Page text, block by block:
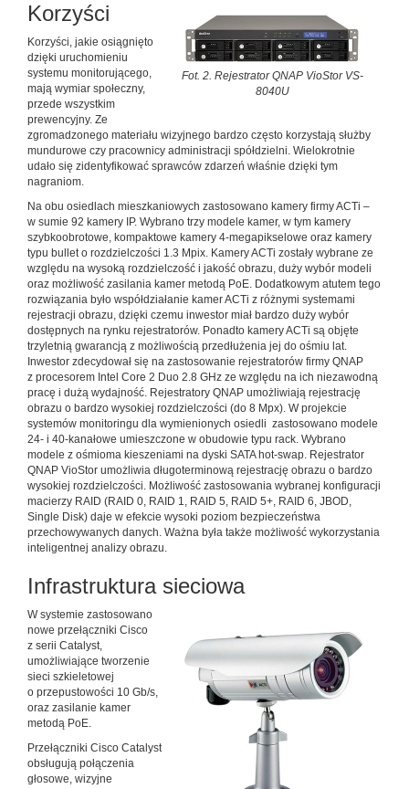
Fot. 2. Rejestrator QNAP VioStor VS-
8040U
Korzyści
Korzyści, jakie osiągnięto
dzięki uruchomieniu
systemu monitorującego,
mają wymiar społeczny,
przede wszystkim
prewencyjny. Ze
zgromadzonego materiału wizyjnego bardzo często korzystają służby
mundurowe czy pracownicy administracji spółdzielni. Wielokrotnie
udało się zidentyfikować sprawców zdarzeń właśnie dzięki tym
nagraniom.
Na obu osiedlach mieszkaniowych zastosowano kamery firmy ACTi –
w sumie 92 kamery IP. Wybrano trzy modele kamer, w tym kamery
szybkoobrotowe, kompaktowe kamery 4-megapikselowe oraz kamery
typu bullet o rozdzielczości 1.3 Mpix. Kamery ACTi zostały wybrane ze
względu na wysoką rozdzielczość i jakość obrazu, duży wybór modeli
oraz możliwość zasilania kamer metodą PoE. Dodatkowym atutem tego
rozwiązania było współdziałanie kamer ACTi z różnymi systemami
rejestracji obrazu, dzięki czemu inwestor miał bardzo duży wybór
dostępnych na rynku rejestratorów. Ponadto kamery ACTi są objęte
trzyletnią gwarancją z możliwością przedłużenia jej do ośmiu lat.
Inwestor zdecydował się na zastosowanie rejestratorów firmy QNAP
z procesorem Intel Core 2 Duo 2.8 GHz ze względu na ich niezawodną
pracę i dużą wydajność. Rejestratory QNAP umożliwiają rejestrację
obrazu o bardzo wysokiej rozdzielczości (do 8 Mpx). W projekcie
systemów monitoringu dla wymienionych osiedli zastosowano modele
24- i 40-kanałowe umieszczone w obudowie typu rack. Wybrano
modele z ośmioma kieszeniami na dyski SATA hot-swap. Rejestrator
QNAP VioStor umożliwia długoterminową rejestrację obrazu o bardzo
wysokiej rozdzielczości. Możliwość zastosowania wybranej konfiguracji
macierzy RAID (RAID 0, RAID 1, RAID 5, RAID 5+, RAID 6, JBOD,
Single Disk) daje w efekcie wysoki poziom bezpieczeństwa
przechowywanych danych. Ważna była także możliwość wykorzystania
inteligentnej analizy obrazu.
Infrastruktura sieciowa
W systemie zastosowano
nowe przełączniki Cisco
z serii Catalyst,
umożliwiające tworzenie
sieci szkieletowej
o przepustowości 10 Gb/s,
oraz zasilanie kamer
metodą PoE.
Przełączniki Cisco Catalyst
obsługują połączenia
głosowe, wizyjne